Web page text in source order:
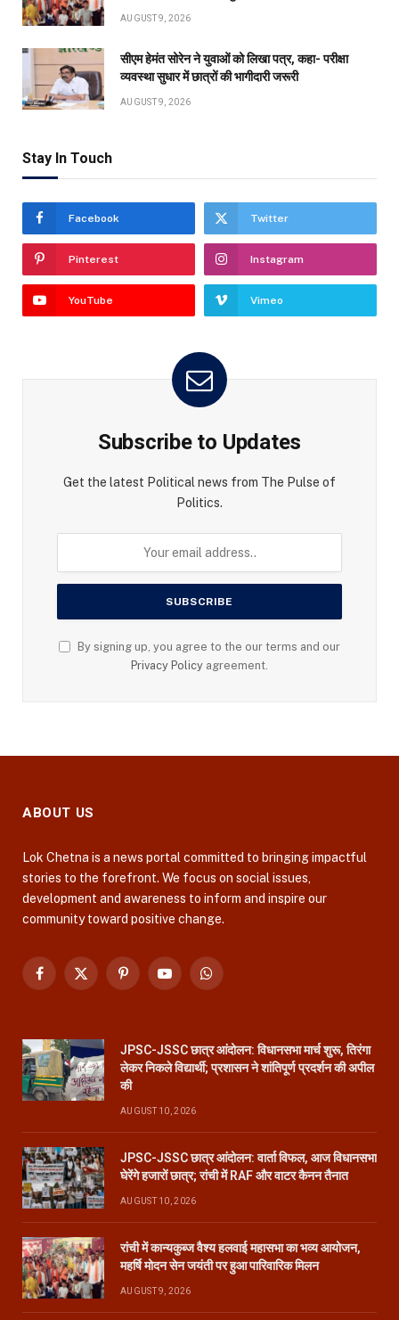
AUGUST 9, 2026
सीएम हेमंत सोरेन ने युवाओं को लिखा पत्र, कहा- परीक्षा
व्यवस्था सुधार में छात्रों की भागीदारी जरूरी
AUGUST 9, 2026
Stay In Touch
Facebook Twitter
Pinterest Instagram
YouTube Vimeo
Subscribe to Updates
Get the latest Political news from The Pulse of
Politics.
By signing up, you agree to the our terms and our
Privacy Policy agreement.
ABOUT US
Lok Chetna is a news portal committed to bringing impactful
stories to the forefront. We focus on social issues,
development and awareness to inform and inspire our
community toward positive change.
Facebook
X
PinterestYouTubeWhatsApp
JPSC-JSSC छात्र आंदोलन: विधानसभा मार्च शुरू, तिरंगा
लेकर निकले विद्यार्थी; प्रशासन ने शांतिपूर्ण प्रदर्शन की अपील
की
AUGUST 10, 2026
JPSC-JSSC छात्र आंदोलन: वार्ता विफल, आज विधानसभा
घेरेंगे हजारों छात्र; रांची में RAF और वाटर कैनन तैनात
AUGUST 10, 2026
रांची में कान्यकुब्ज वैश्य हलवाई महासभा का भव्य आयोजन,
महर्षि मोदन सेन जयंती पर हुआ पारिवारिक मिलन
AUGUST 9, 2026